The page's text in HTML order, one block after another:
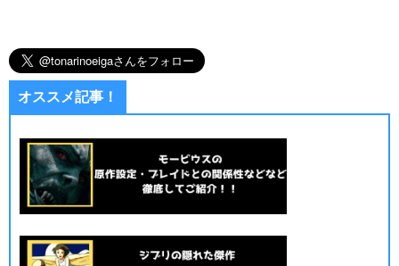
オススメ記事！